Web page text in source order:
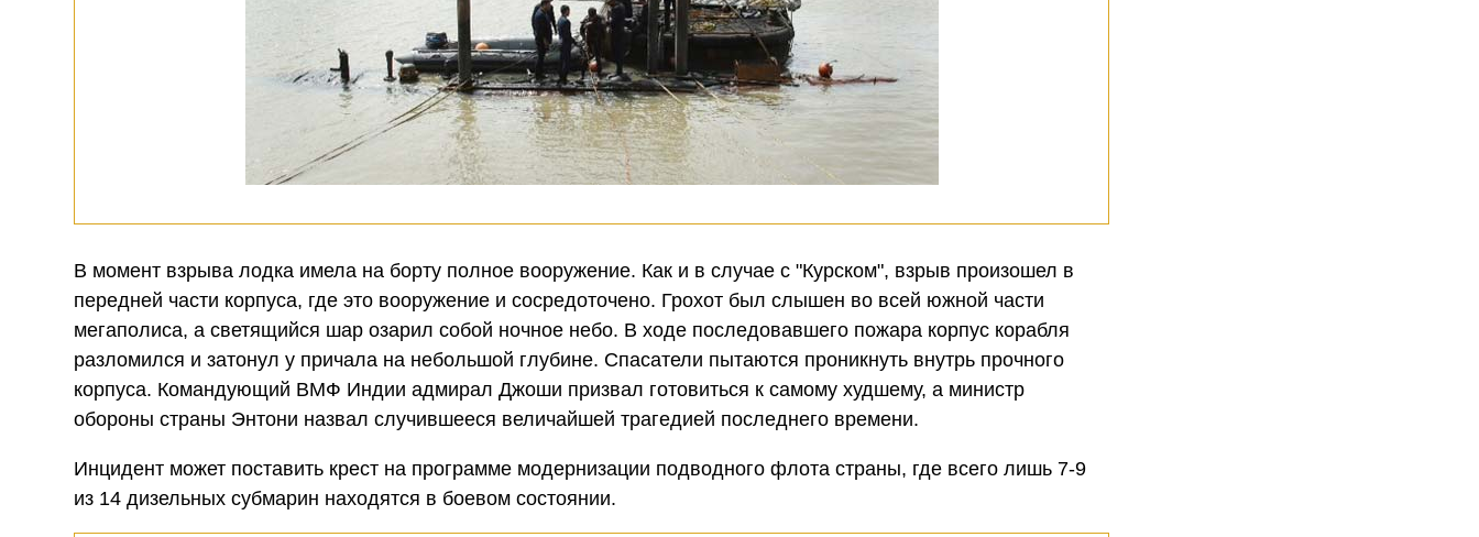
В момент взрыва лодка имела на борту полное вооружение. Как и в случае с "Курском", взрыв произошел в
передней части корпуса, где это вооружение и сосредоточено. Грохот был слышен во всей южной части
мегаполиса, а светящийся шар озарил собой ночное небо. В ходе последовавшего пожара корпус корабля
разломился и затонул у причала на небольшой глубине. Спасатели пытаются проникнуть внутрь прочного
корпуса. Командующий ВМФ Индии адмирал Джоши призвал готовиться к самому худшему, а министр
обороны страны Энтони назвал случившееся величайшей трагедией последнего времени.
Инцидент может поставить крест на программе модернизации подводного флота страны, где всего лишь 7-9
из 14 дизельных субмарин находятся в боевом состоянии.